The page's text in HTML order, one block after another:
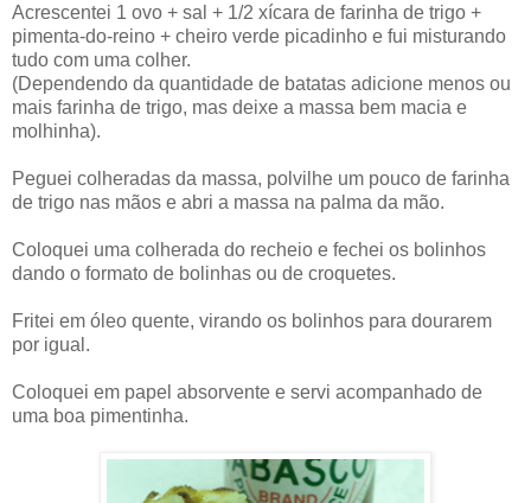
Acrescentei 1 ovo + sal + 1/2 xícara de farinha de trigo +
pimenta-do-reino + cheiro verde picadinho e fui misturando
tudo com uma colher.
(Dependendo da quantidade de batatas adicione menos ou
mais farinha de trigo, mas deixe a massa bem macia e
molhinha).
Peguei colheradas da massa, polvilhe um pouco de farinha
de trigo nas mãos e abri a massa na palma da mão.
Coloquei uma colherada do recheio e fechei os bolinhos
dando o formato de bolinhas ou de croquetes.
Fritei em óleo quente, virando os bolinhos para dourarem
por igual.
Coloquei em papel absorvente e servi acompanhado de
uma boa pimentinha.